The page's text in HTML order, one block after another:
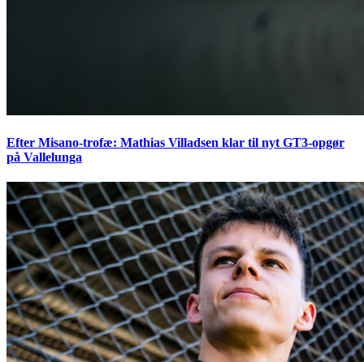
Efter Misano-trofæ: Mathias Villadsen klar til nyt GT3-opgør
på Vallelunga